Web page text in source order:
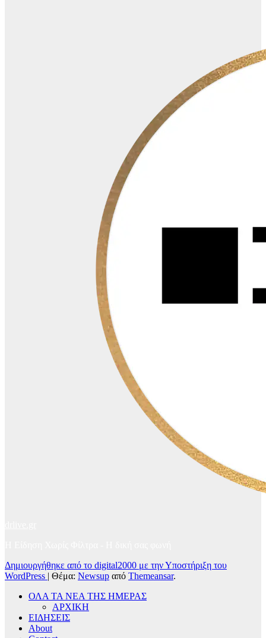
Δημιουργήθηκε από το digital2000 με την Υποστήριξη του
WordPress | Θέμα: Newsup από Themeansar.
ΟΛΑ ΤΑ ΝΕΑ ΤΗΣ ΗΜΕΡΑΣ
ΑΡΧΙΚΗ
ΕΙΔΗΣΕΙΣ
About